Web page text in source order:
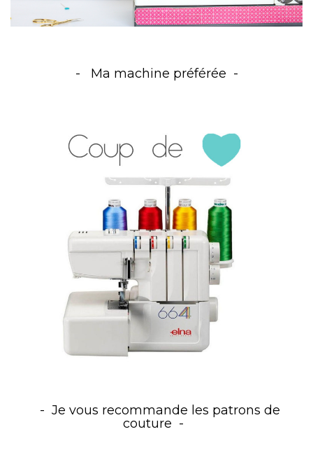
Ma machine préférée
Je vous recommande les patrons de
couture